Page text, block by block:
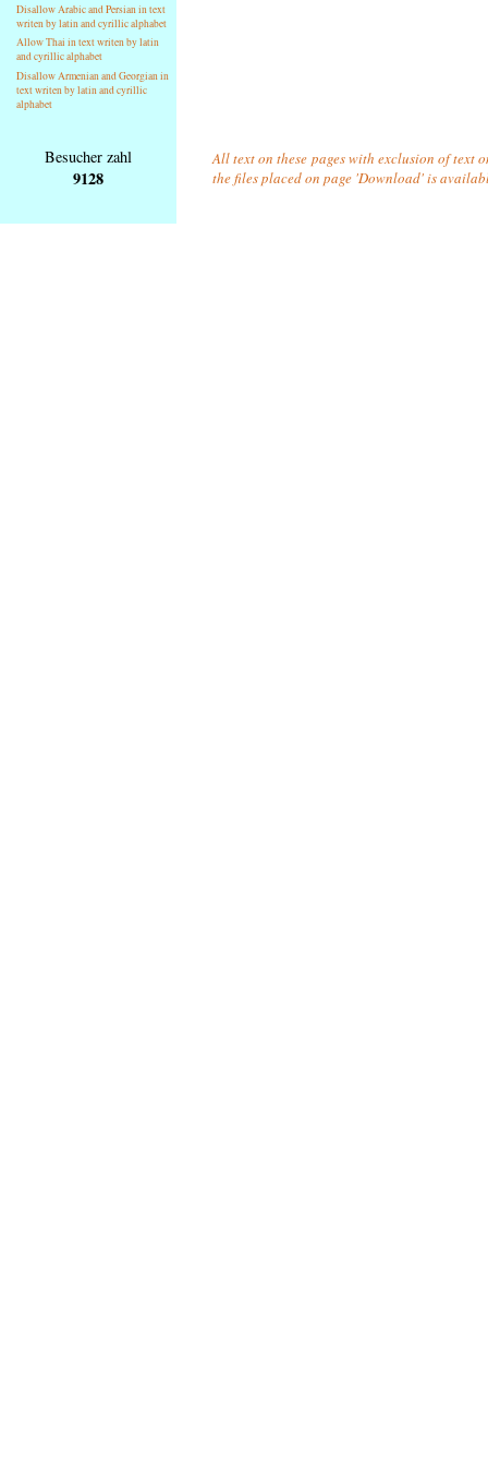
Disallow Arabic and Persian in text
writen by latin and cyrillic alphabet
Allow Thai in text writen by latin
and cyrillic alphabet
Disallow Armenian and Georgian in
text writen by latin and cyrillic
alphabet
Besucher zahl
9128
All text on these pages with exclusion of text
the files placed on page 'Download' is